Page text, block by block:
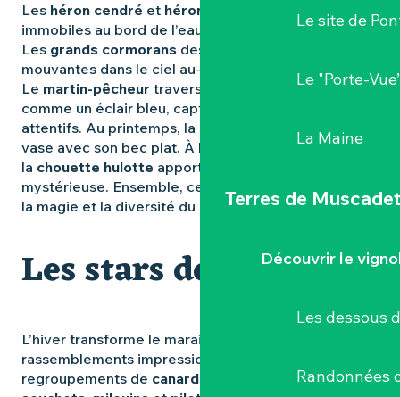
Le site de
Le "Porte-
La Maine
Terres de Muscadet
Découvrir le
Les dessous
Randonnées
Les héron cendré et héron bihoreau
se tiennent
immobiles au bord de l’eau, patients et silencieux.
Les grands cormorans dessinent des lignes
mouvantes dans le ciel au-dessus des étangs.
Le martin-pêcheur traverse les étendues d’eau
comme un éclair bleu, captivant les observateurs
attentifs. Au printemps, la spatule blanche
fouille la
vase avec son bec plat. À la tombée du jour,
la chouette hulotte apporte sa présence
mystérieuse. Ensemble, ces instants révèlent toute
la magie et la diversité du
marais de Goulaine.
Les stars de l’hiver
L’hiver transforme le marais en théâtre de
rassemblements impressionnants. Des
regroupements de canards